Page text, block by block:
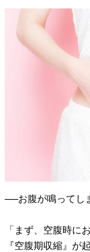
──お腹が鳴ってし
「まず、空腹時に
『空腹期収縮』が